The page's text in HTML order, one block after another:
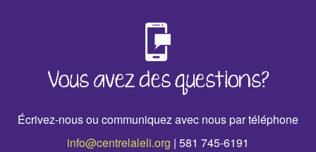
Vous avez des questions?
Écrivez-nous ou communiquez avec nous par téléphone
info@centrelaleli.org | 581 745-6191